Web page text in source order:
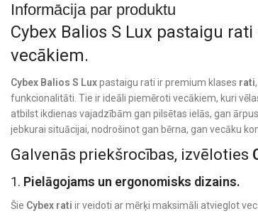
Informācija par produktu
Cybex Balios S Lux pastaigu
vecākiem.
Cybex Balios S Luxpastaigu rati ir premium klases rati
funkcionalitāti. Tie ir ideāli piemēroti vecākiem, kuri
atbilst ikdienas vajadzībām gan pilsētas ielās, gan
jebkurai situācijai, nodrošinot gan bērna, gan vecāku
Galvenās priekšrocības, izvēloties
1. Pielāgojams un ergonomisks dizains.
Šie Cybex rati ir veidoti ar mērķi maksimāli atvieglot